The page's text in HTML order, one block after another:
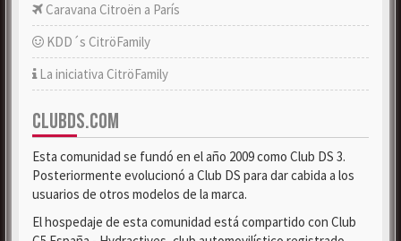
Caravana Citroën a París
KDD´s CitröFamily
La iniciativa CitröFamily
CLUBDS.COM
Esta comunidad se fundó en el año 2009 como Club DS 3.
Posteriormente evolucionó a Club DS para dar cabida a los
usuarios de otros modelos de la marca.
El hospedaje de esta comunidad está compartido con Club